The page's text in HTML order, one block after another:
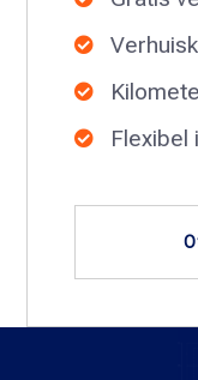


 Flexibel